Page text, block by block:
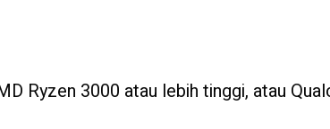
Ryzen 3000 atau lebih tinggi, atau